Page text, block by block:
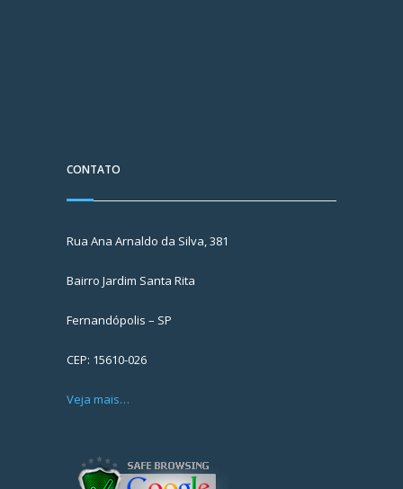
CONTATO
Rua Ana Arnaldo da Silva, 381
Bairro Jardim Santa Rita
Fernandópolis – SP
CEP: 15610-026
Veja mais…